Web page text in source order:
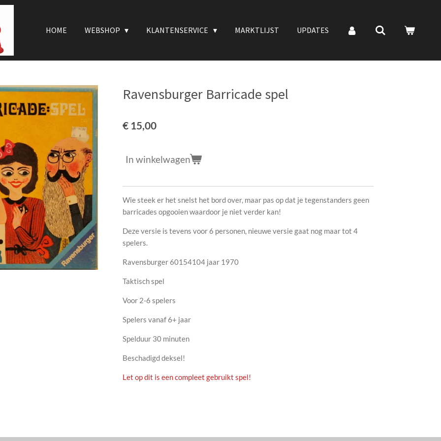
HOME WEBSHOP KLANTENSERVICE MARKTLIJST UPDATES
Ravensburger Barricade spel
€ 15,00
In winkelwagen
Wie steek er het snelst het bord over, maar pas op dat je tegenstanders geen
barricades opgooien waardoor je niet verder kan!
Deze versie is tevens voor 6 personen, nieuwe versie gaat nog maar tot 4
spelers.
Ravensburger 60154104 jaar 1970
Taktisch spel
Voor 2-6 spelers
Spelers vanaf 6+ jaar
Spelduur 30 minuten
Beschadigd deksel!
Let op dit is een compleet gebruikt spel!